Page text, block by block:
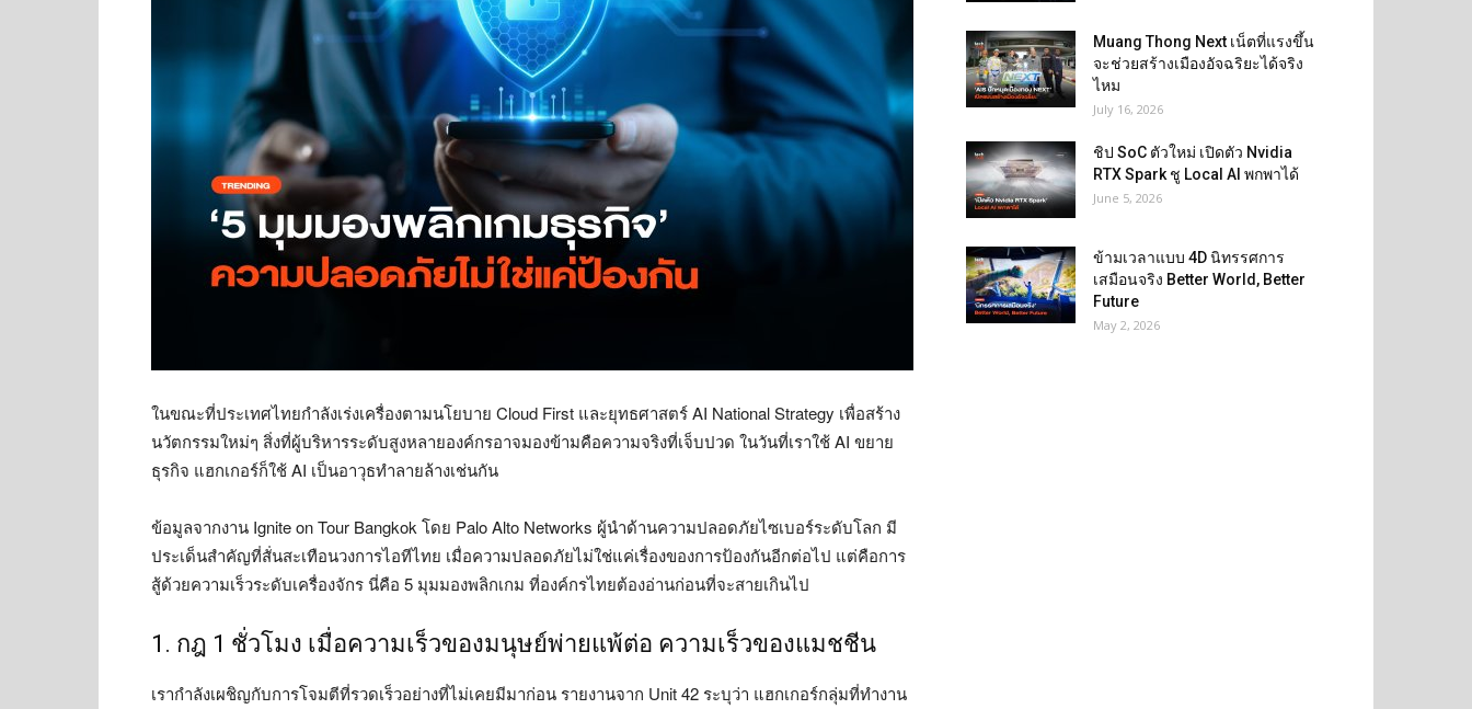
ในขณะที่ประเทศไทยกำลังเร่งเครื่องตามนโยบาย Cloud First และยุทธศาสตร์ AI National Strategy เพื่อสร้าง
นวัตกรรมใหม่ๆ สิ่งที่ผู้บริหารระดับสูงหลายองค์กรอาจมองข้ามคือความจริงที่เจ็บปวด ในวันที่เราใช้ AI ขยาย
ธุรกิจ แฮกเกอร์ก็ใช้ AI เป็นอาวุธทำลายล้างเช่นกัน
ข้อมูลจากงาน Ignite on Tour Bangkok โดย Palo Alto Networks ผู้นำด้านความปลอดภัยไซเบอร์ระดับโลก มี
ประเด็นสำคัญที่สั่นสะเทือนวงการไอทีไทย เมื่อความปลอดภัยไม่ใช่แค่เรื่องของการป้องกันอีกต่อไป แต่คือการ
สู้ด้วยความเร็วระดับเครื่องจักร นี่คือ 5 มุมมองพลิกเกม ที่องค์กรไทยต้องอ่านก่อนที่จะสายเกินไป
1. กฎ 1 ชั่วโมง เมื่อความเร็วของมนุษย์พ่ายแพ้ต่อ ความเร็วของแมชชีน
เรากำลังเผชิญกับการโจมตีที่รวดเร็วอย่างที่ไม่เคยมีมาก่อน รายงานจาก Unit 42 ระบุว่า แฮกเกอร์กลุ่มที่ทำงาน
Muang Thong Next เน็ตที่แรงขึ้น
จะช่วยสร้างเมืองอัจฉริยะได้จริง
ไหม
July 16, 2026
ชิป SoC ตัวใหม่ เปิดตัว Nvidia
RTX Spark ชู Local AI พกพาได้
June 5, 2026
ข้ามเวลาแบบ 4D นิทรรศการ
เสมือนจริง Better World, Better
Future
May 2, 2026